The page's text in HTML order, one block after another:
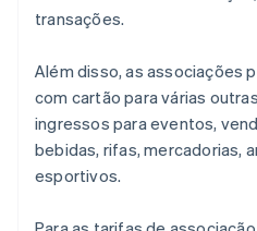
transações.
Além disso, as associações
com cartão para várias
ingressos para eventos,
bebidas, rifas, mercadorias,
esportivos.